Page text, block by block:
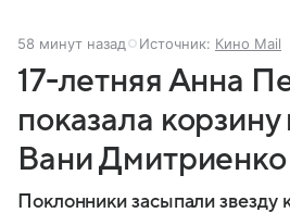
58 минут назад Источник: Кино Mail
17-летняя Анна
показала корзину
Вани Дмитриенко
Поклонники засыпали звезду